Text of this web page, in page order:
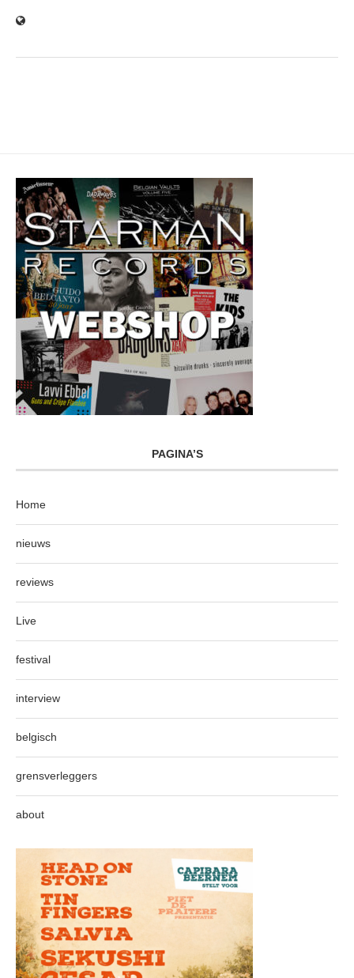
PAGINA’S
Home
nieuws
reviews
Live
festival
interview
belgisch
grensverleggers
about